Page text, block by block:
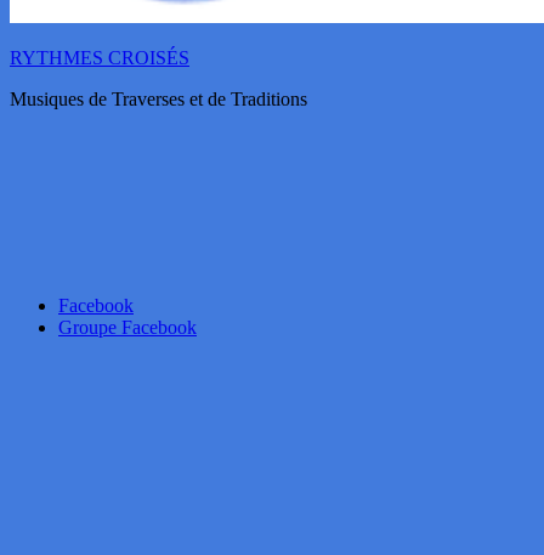
RYTHMES CROISÉS
Musiques de Traverses et de Traditions
Facebook
Groupe Facebook